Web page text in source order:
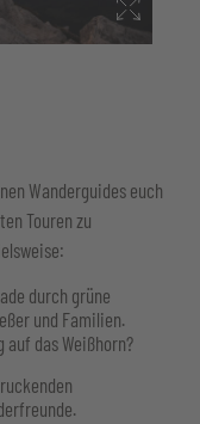
Wanderguides euch
Touren zu
durch grüne
und Familien.
auf das Weißhorn?